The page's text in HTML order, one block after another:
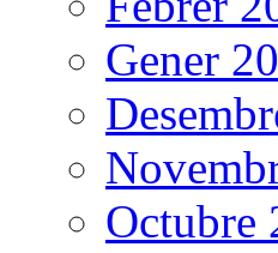
Gener
Octubre